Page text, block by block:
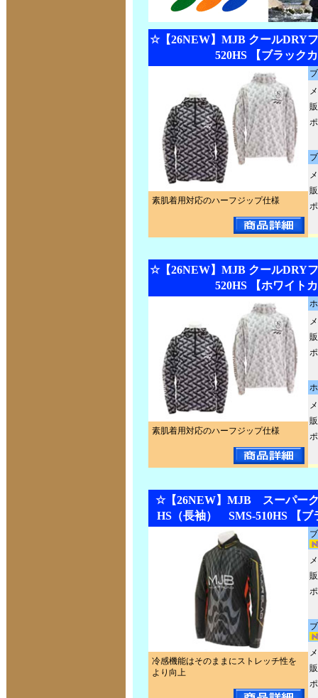
☆【26NEW】MJB クールDRY
520HS 【ブラック
素肌着用対応のハーフジップ仕様
☆【26NEW】MJB クールDRY
520HS 【ホワイト
素肌着用対応のハーフジップ仕様
☆【26NEW】MJB スーパー
HS（長袖） SMS-510HS 【ブ
冷感機能はそのままにストレッチ性を
より向上